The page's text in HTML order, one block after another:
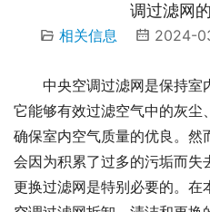
调过滤网
相关信息 2024-
中央空调过滤网是保持室
它能够有效过滤空气中的灰尘
确保室内空气质量的优良。然
会因为积累了过多的污垢而失
更换过滤网是特别必要的。在